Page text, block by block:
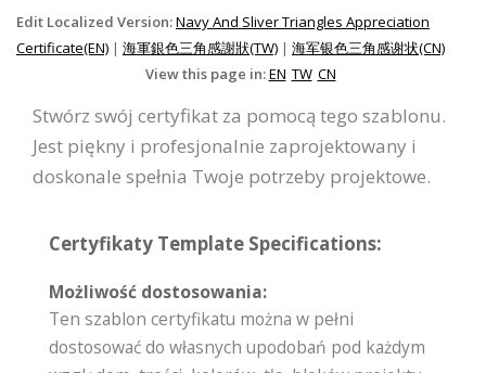
Edit Localized Version:Navy And Sliver Triangles Appreciation
Certificate(EN) | 海軍銀色三角感謝狀(TW) | 海军银色三角感谢状(CN)
View this page in:EN TW CN
Stwórz swój certyfikat za pomocą tego szablonu.
Jest piękny i profesjonalnie zaprojektowany i
doskonale spełnia Twoje potrzeby projektowe.
Certyfikaty Template Specifications:
Możliwość dostosowania:
Ten szablon certyfikatu można w pełni
dostosować do własnych upodobań pod każdym